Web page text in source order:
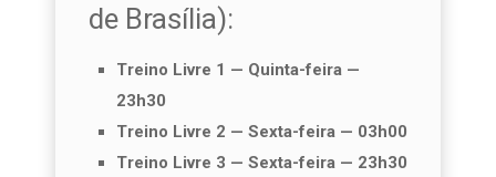
de Brasília):
Treino Livre 1 — Quinta-feira —
23h30
Treino Livre 2 — Sexta-feira — 03h00
Treino Livre 3 — Sexta-feira — 23h30